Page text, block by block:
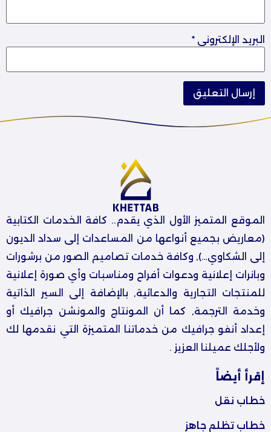
البريد الإلكتروني *
الموقع المتميز الأول الذي يقدم.. كافة الخدمات الكتابية
(معاريض بجميع أنواعها من المساعدات إلى سداد الديون
إلى الشكاوي…), وكافة خدمات تصاميم الصور من برشورات
وبانرات إعلانية ودعوات أفراح ومناسبات وأي صورة إعلانية
للمنتجات التجارية والدعائية, بالإضافة إلى السير الذاتية
وخدمة الترجمة, كما أن المونتاج والمونشن جرافيك أو
إعداد أنفو جرافيك من خدماتنا المتميزة التي نقدمها لك
ولأجلك عميلنا العزيز .
إقرأ أيضاً
خطاب نقل
خطاب تظلم جاهز